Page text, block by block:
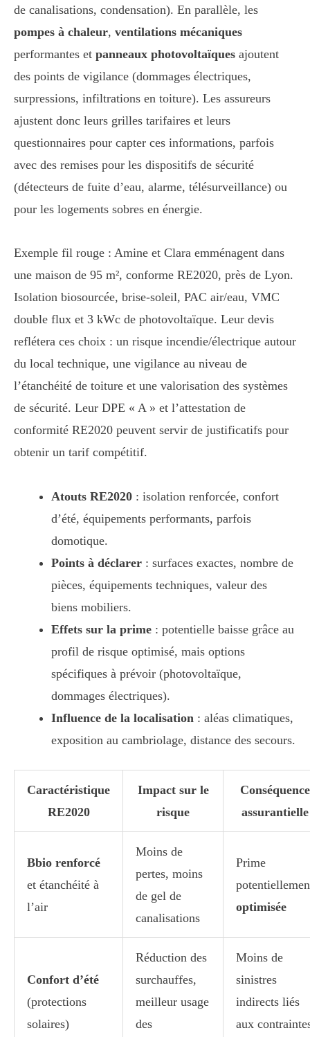
de canalisations, condensation). En parallèle, les
pompes à chaleur, ventilations mécaniques
performantes et panneaux photovoltaïques ajoutent
des points de vigilance (dommages électriques,
surpressions, infiltrations en toiture). Les assureurs
ajustent donc leurs grilles tarifaires et leurs
questionnaires pour capter ces informations, parfois
avec des remises pour les dispositifs de sécurité
(détecteurs de fuite d’eau, alarme, télésurveillance) ou
pour les logements sobres en énergie.
Exemple fil rouge : Amine et Clara emménagent dans
une maison de 95 m², conforme RE2020, près de Lyon.
Isolation biosourcée, brise-soleil, PAC air/eau, VMC
double flux et 3 kWc de photovoltaïque. Leur devis
reflétera ces choix : un risque incendie/électrique autour
du local technique, une vigilance au niveau de
l’étanchéité de toiture et une valorisation des systèmes
de sécurité. Leur DPE « A » et l’attestation de
conformité RE2020 peuvent servir de justificatifs pour
obtenir un tarif compétitif.
Atouts RE2020 : isolation renforcée, confort
d’été, équipements performants, parfois
domotique.
Points à déclarer : surfaces exactes, nombre de
pièces, équipements techniques, valeur des
biens mobiliers.
Effets sur la prime : potentielle baisse grâce au
profil de risque optimisé, mais options
spécifiques à prévoir (photovoltaïque,
dommages électriques).
Influence de la localisation : aléas climatiques,
exposition au cambriolage, distance des secours.
Caractéristique
RE2020
Impact sur le
risque
Conséquence
assurantielle
Bbio renforcé
et étanchéité à
l’air
Moins de
pertes, moins
de gel de
canalisations
Prime
optimisée
Confort d’été
(protections
solaires)
Réduction des
surchauffes,
meilleur usage
des
Moins de
sinistres
indirects liés
aux